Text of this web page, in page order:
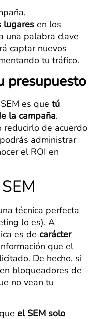
lugares en los
una palabra clave
captar nuevos
tu tráfico.
presupuesto
es que tú
la campaña.
reducirlo de acuerdo
administrar
el ROI en
técnica perfecta
lo es). A
es de carácter
que el
De hecho, si
bloqueadores de
no vean tu
el SEM solo